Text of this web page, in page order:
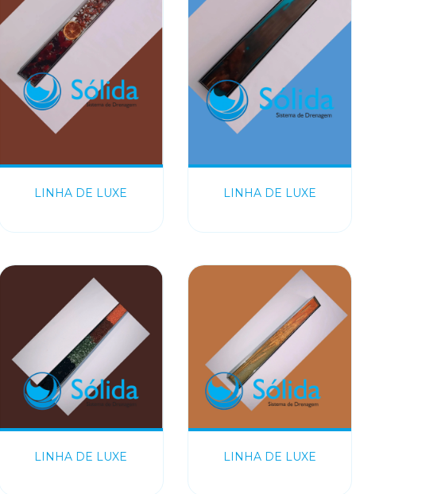
LINHA DE LUXE LINHA DE LUXE
LINHA DE LUXE LINHA DE LUXE